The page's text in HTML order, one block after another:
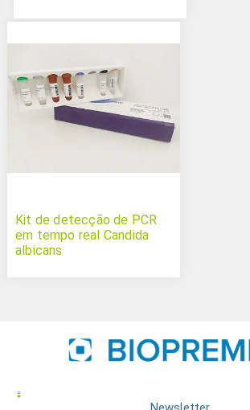
Kit de detecção de PCR
em tempo real Candida
albicans